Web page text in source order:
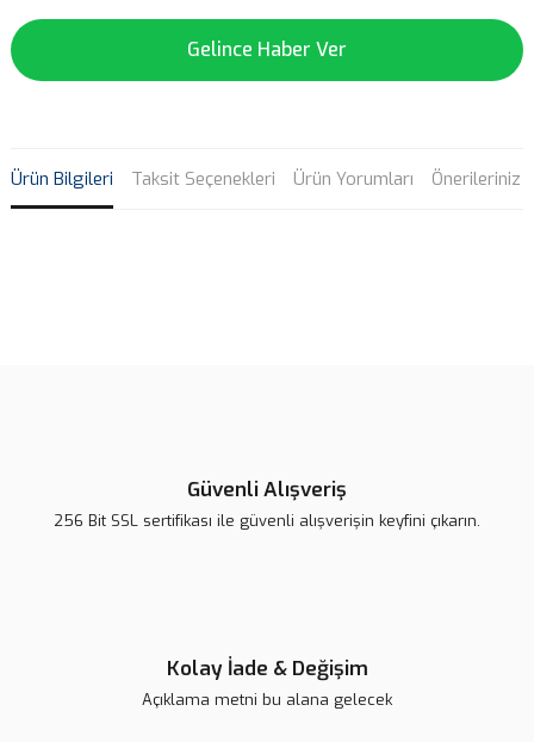
Gelince Haber Ver
Ürün Bilgileri Taksit Seçenekleri Ürün Yorumları Önerileriniz
Güvenli Alışveriş
256 Bit SSL sertifikası ile güvenli alışverişin keyfini çıkarın.
Kolay İade & Değişim
Açıklama metni bu alana gelecek